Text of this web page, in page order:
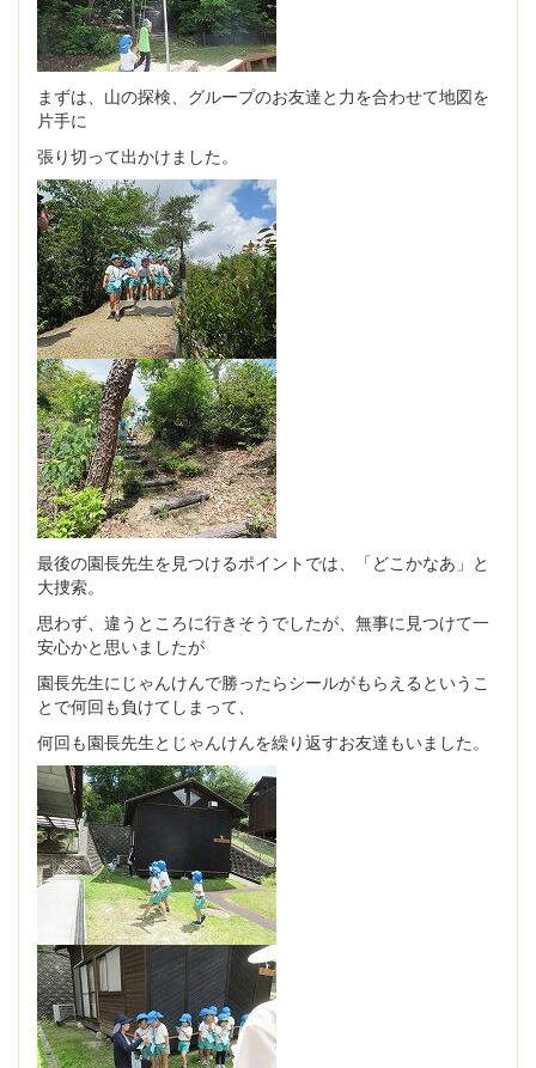
まずは、山の探検、グループのお友達と力を合わせて地図を
片手に
張り切って出かけました。
最後の園長先生を見つけるポイントでは、「どこかなあ」と
大捜索。
思わず、違うところに行きそうでしたが、無事に見つけて一
安心かと思いましたが
園長先生にじゃんけんで勝ったらシールがもらえるというこ
とで何回も負けてしまって、
何回も園長先生とじゃんけんを繰り返すお友達もいました。